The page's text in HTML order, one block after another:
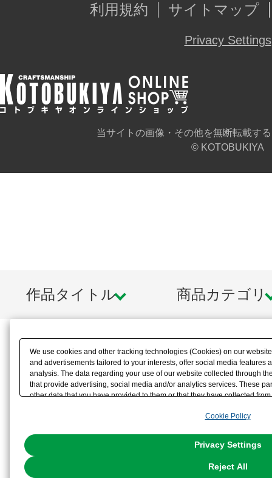
利用規約
サイトマップ
Privacy Settings
当サイトの画像・その他を無断転載す
© KOTOBUKIYA
作品タイトル 商品カテゴリ
We use cookies and other tracking technologies (Cookies) on our
and advertisements tailored to your interests, offer social media features
analysis. The data regarding your use of our website collected through
that provide advertising, social media and/or analytics services. These
other data that you have provided to them or that they have collected
the use of all Cookies except for Strictly Necessary Cookies, please
You can change your consent or rejection settings at any time via
Cookie Policy
Privacy Settings
Reject All